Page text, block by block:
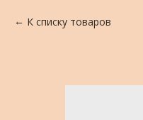
К списку товаров